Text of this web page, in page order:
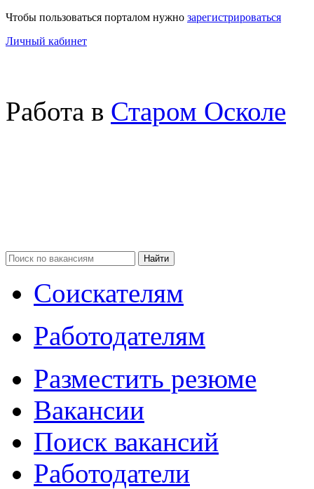
Чтобы пользоваться порталом нужно зарегистрироваться
Личный кабинет
Работа в Старом Осколе
Соискателям
Работодателям
Разместить резюме
Вакансии
Поиск вакансий
Работодатели